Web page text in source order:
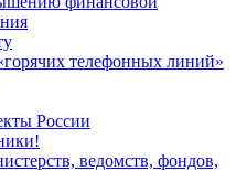
телефонных линий»
России
ведомств, фондов,